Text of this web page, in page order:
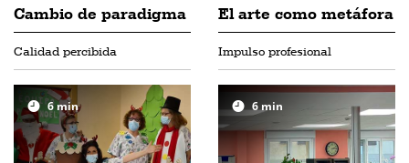
Cambio de paradigma El arte como metáfora
Calidad percibida
6min
Impulso profesional
6min